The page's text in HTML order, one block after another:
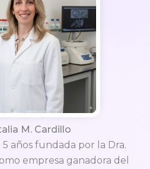
M. Cardillo
años fundada por la Dra.
empresa ganadora del